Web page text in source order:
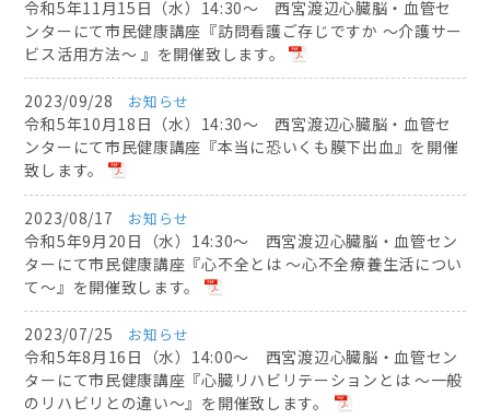
令和5年11月15日（水）14:30～ 西宮渡辺心臓脳・血管セ
ンターにて市民健康講座『訪問看護ご存じですか ～介護サー
ビス活用方法～ 』を開催致します。
2023/09/28 お知らせ
令和5年10月18日（水）14:30～ 西宮渡辺心臓脳・血管セ
ンターにて市民健康講座『本当に恐いくも膜下出血』を開催
致します。
2023/08/17 お知らせ
令和5年9月20日（水）14:30～ 西宮渡辺心臓脳・血管セン
ターにて市民健康講座『心不全とは ～心不全療養生活につい
て～』を開催致します。
2023/07/25 お知らせ
令和5年8月16日（水）14:00～ 西宮渡辺心臓脳・血管セン
ターにて市民健康講座『心臓リハビリテーションとは ～一般
のリハビリとの違い～』を開催致します。